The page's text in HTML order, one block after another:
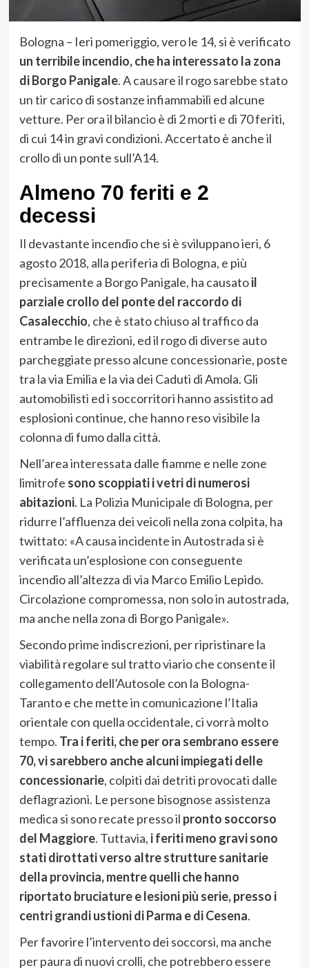
Bologna – Ieri pomeriggio, vero le 14, si è verificato
un terribile incendio, che ha interessato la zona
di Borgo Panigale. A causare il rogo sarebbe stato
un tir carico di sostanze infiammabili ed alcune
vetture. Per ora il bilancio è di 2 morti e di 70 feriti,
di cui 14 in gravi condizioni. Accertato è anche il
crollo di un ponte sull’A14.
Almeno 70 feriti e 2
decessi
Il devastante incendio che si è sviluppano ieri, 6
agosto 2018, alla periferia di Bologna, e più
precisamente a Borgo Panigale, ha causatoil
parziale crollo del ponte del raccordo di
Casalecchio, che è stato chiuso al traffico da
entrambe le direzioni, ed il rogo di diverse auto
parcheggiate presso alcune concessionarie, poste
tra la via Emilia e la via dei Caduti di Amola. Gli
automobilisti ed i soccorritori hanno assistito ad
esplosioni continue, che hanno reso visibile la
colonna di fumo dalla città.
Nell’area interessata dalle fiamme e nelle zone
limitrofe sono scoppiati i vetri di numerosi
abitazioni. La Polizia Municipale di Bologna, per
ridurre l’affluenza dei veicoli nella zona colpita, ha
twittato: «A causa incidente in Autostrada si è
verificata un’esplosione con conseguente
incendio all’altezza di via Marco Emilio Lepido.
Circolazione compromessa, non solo in autostrada,
ma anche nella zona di Borgo Panigale».
Secondo prime indiscrezioni, per ripristinare la
viabilità regolare sul tratto viario che consente il
collegamento dell’Autosole con la Bologna-
Taranto e che mette in comunicazione l’Italia
orientale con quella occidentale, ci vorrà molto
tempo. Tra i feriti, che per ora sembrano essere
70, vi sarebbero anche alcuni impiegati delle
concessionarie, colpiti dai detriti provocati dalle
deflagrazioni. Le persone bisognose assistenza
medica si sono recate presso il pronto soccorso
del Maggiore. Tuttavia, i feriti meno gravi sono
stati dirottati verso altre strutture sanitarie
della provincia, mentre quelli che hanno
riportato bruciature e lesioni più serie, presso i
centri grandi ustioni di Parma e di Cesena.
Per favorire l’intervento dei soccorsi, ma anche
per paura di nuovi crolli, che potrebbero essere